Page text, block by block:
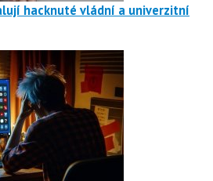
hacknuté vládní a univerzitní